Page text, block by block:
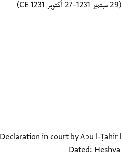
(29 سبتمبر 1231–27 أكتوبر 1231 CE)
Declaration in court by Abū l-Ṭāhir
Dated: